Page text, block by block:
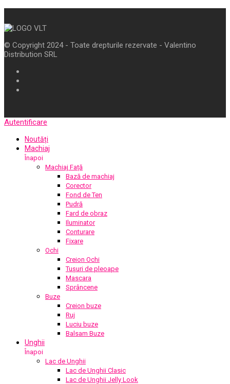
© Copyright 2024 - Toate drepturile rezervate - Valentino
Distribution SRL
Autentificare
Noutăți
Machiaj
Înapoi
Machiaj Față
Bază de machiaj
Corector
Fond de Ten
Pudră
Fard de obraz
Iluminator
Conturare
Fixare
Ochi
Creion Ochi
Tușuri de pleoape
Mascara
Sprâncene
Buze
Creion buze
Ruj
Luciu buze
Balsam Buze
Unghii
Înapoi
Lac de Unghii
Lac de Unghii Clasic
Lac de Unghii Jelly Look